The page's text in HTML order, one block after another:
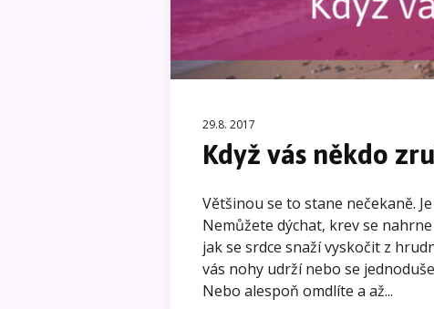
29.8. 2017
Když vás někdo
Většinou se to stane nečekaně.
Nemůžete dýchat, krev se
jak se srdce snaží vyskočit z
vás nohy udrží nebo se
Nebo alespoň omdlíte a až...